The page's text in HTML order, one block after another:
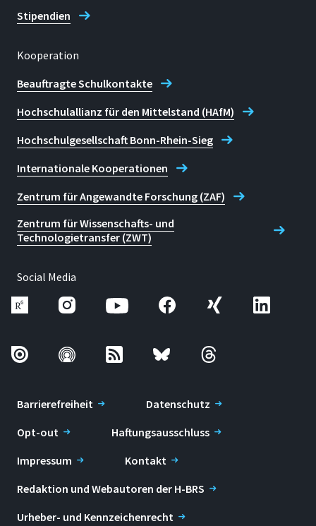
Stipendien
Kooperation
Beauftragte Schulkontakte
Hochschulallianz für den Mittelstand (HAfM)
Hochschulgesellschaft Bonn-Rhein-Sieg
Internationale Kooperationen
Zentrum für Angewandte Forschung (ZAF)
Zentrum für Wissenschafts- und
Technologietransfer (ZWT)
Social Media
Barrierefreiheit
Datenschutz
Opt-out
Haftungsausschluss
Impressum
Kontakt
Redaktion und Webautoren der H-BRS
Urheber- und Kennzeichenrecht